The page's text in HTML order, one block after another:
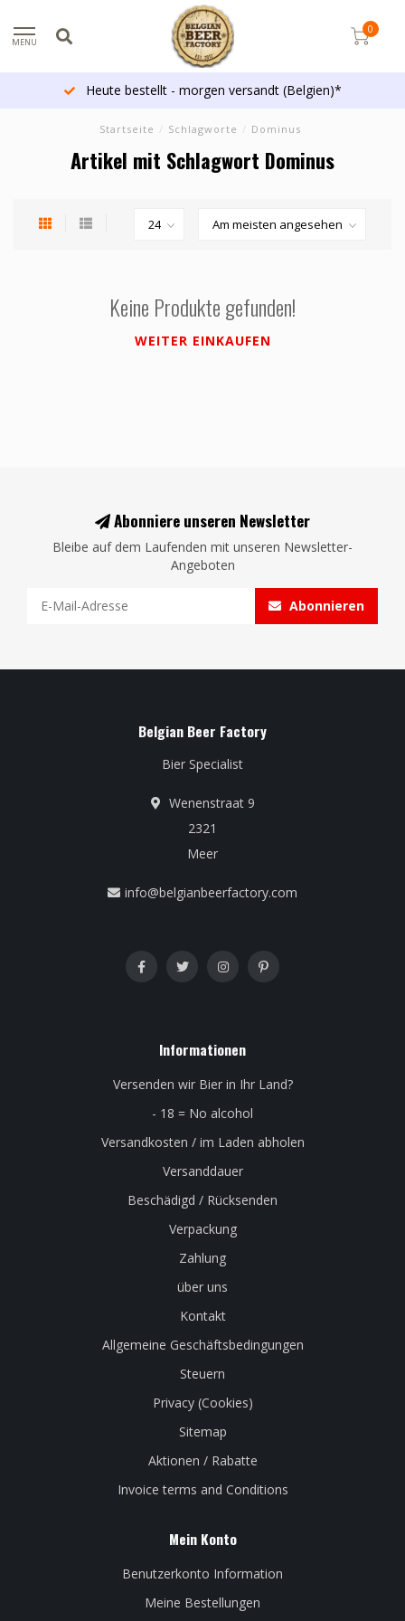
MENU
0
Heute bestellt - morgen versandt (Belgien)*
Startseite / Schlagworte / Dominus
Artikel mit Schlagwort Dominus
Keine Produkte gefunden!
WEITER EINKAUFEN
Abonniere unseren Newsletter
Bleibe auf dem Laufenden mit unseren Newsletter-
Angeboten
Abonnieren
Belgian Beer Factory
Bier Specialist
Wenenstraat 9
2321
Meer
info@belgianbeerfactory.com
Informationen
Versenden wir Bier in Ihr Land?
- 18 = No alcohol
Versandkosten / im Laden abholen
Versanddauer
Beschädigd / Rücksenden
Verpackung
Zahlung
über uns
Kontakt
Allgemeine Geschäftsbedingungen
Steuern
Privacy (Cookies)
Sitemap
Aktionen / Rabatte
Invoice terms and Conditions
Mein Konto
Benutzerkonto Information
Meine Bestellungen